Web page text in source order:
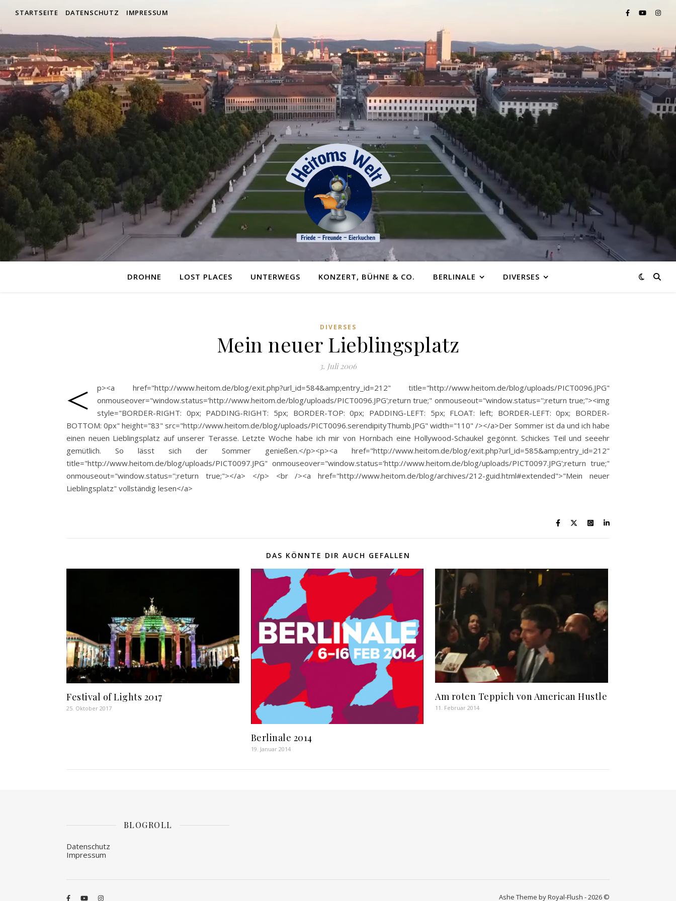
STARTSEITE DATENSCHUTZ IMPRESSUM
DROHNE LOST PLACES UNTERWEGS KONZERT, BÜHNE & CO. BERLINALE DIVERSES
DIVERSES
Mein neuer Lieblingsplatz
3. Juli 2006
<
p><a href="http://www.heitom.de/blog/exit.php?url_id=584&amp;entry_id=212" title="http://www.heitom.de/blog/uploads/PICT0096.JPG"
onmouseover="window.status='http://www.heitom.de/blog/uploads/PICT0096.JPG';return true;" onmouseout="window.status='';return true;"><img
style="BORDER-RIGHT: 0px; PADDING-RIGHT: 5px; BORDER-TOP: 0px; PADDING-LEFT: 5px; FLOAT: left; BORDER-LEFT: 0px; BORDER-
BOTTOM: 0px" height="83" src="http://www.heitom.de/blog/uploads/PICT0096.serendipityThumb.JPG" width="110" /></a>Der Sommer ist da und ich habe
einen neuen Lieblingsplatz auf unserer Terasse. Letzte Woche habe ich mir von Hornbach eine Hollywood-Schaukel gegönnt. Schickes Teil und seeehr
gemütlich. So lässt sich der Sommer genießen.</p><p><a href="http://www.heitom.de/blog/exit.php?url_id=585&amp;entry_id=212"
title="http://www.heitom.de/blog/uploads/PICT0097.JPG" onmouseover="window.status='http://www.heitom.de/blog/uploads/PICT0097.JPG';return true;"
onmouseout="window.status='';return true;"></a> </p> <br /><a href="http://www.heitom.de/blog/archives/212-guid.html#extended">"Mein neuer
Lieblingsplatz" vollständig lesen</a>
DAS KÖNNTE DIR AUCH GEFALLEN
Festival of Lights 2017
25. Oktober 2017
Berlinale 2014
19. Januar 2014
Am roten Teppich von American Hustle
11. Februar 2014
BLOGROLL
Datenschutz
Impressum
Ashe Theme by Royal-Flush - 2026 ©